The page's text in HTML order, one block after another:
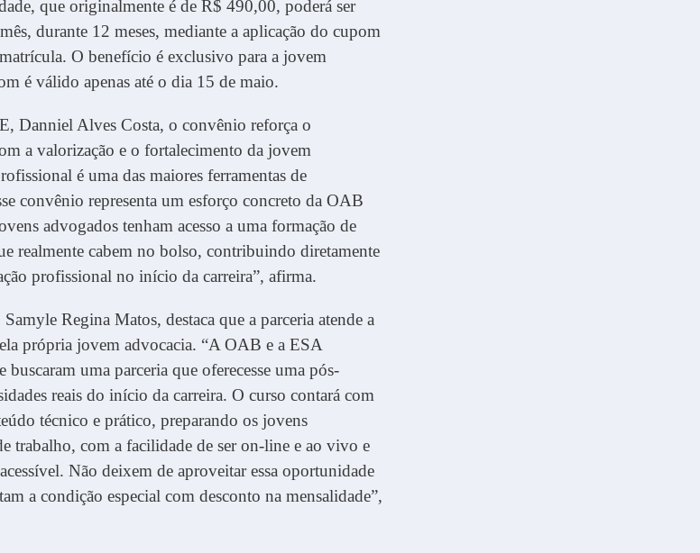
que originalmente é de R$ 490,00, poderá ser
durante 12 meses, mediante a aplicação do cupom
O benefício é exclusivo para a jovem
é válido apenas até o dia 15 de maio.
Danniel Alves Costa, o convênio reforça o
a valorização e o fortalecimento da jovem
é uma das maiores ferramentas de
convênio representa um esforço concreto da OAB
advogados tenham acesso a uma formação de
realmente cabem no bolso, contribuindo diretamente
profissional no início da carreira”, afirma.
Regina Matos, destaca que a parceria atende a
própria jovem advocacia. “A OAB e a ESA
uma parceria que oferecesse uma pós-
reais do início da carreira. O curso contará com
técnico e prático, preparando os jovens
trabalho, com a facilidade de ser on-line e ao vivo e
Não deixem de aproveitar essa oportunidade
a condição especial com desconto na mensalidade”,